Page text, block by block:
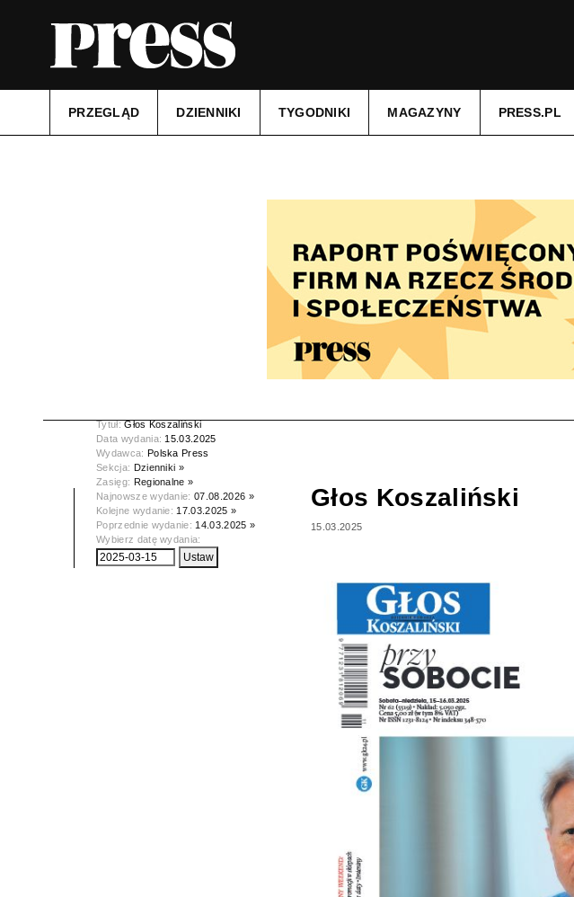
PRZEGLĄD DZIENNIKI TYGODNIKI MAGAZYNY PRESS.PL
Tytuł:Głos Koszaliński
Data wydania: 15.03.2025
Wydawca: Polska Press
Sekcja: Dzienniki »
Zasięg: Regionalne »
Najnowsze wydanie:07.08.2026 »
Kolejne wydanie: 17.03.2025 »
Poprzednie wydanie: 14.03.2025 »
Wybierz datę wydania:
Głos Koszaliński
15.03.2025